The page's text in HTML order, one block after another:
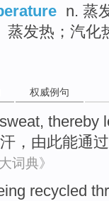
n. 蒸
蒸发热；汽化
权威例句
sweat, thereby
， 由此能通过
词典》
recycled